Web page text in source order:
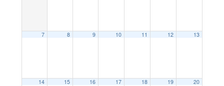
7 8 9 10 11 12 13
14 15 16 17 18 19 20